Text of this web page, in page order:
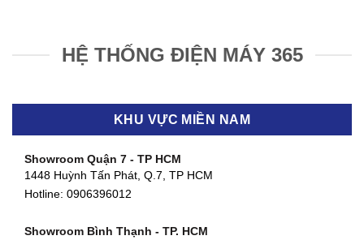
HỆ THỐNG ĐIỆN MÁY 365
KHU VỰC MIỀN NAM
Showroom Quận 7 - TP HCM
1448 Huỳnh Tấn Phát, Q.7, TP HCM
Hotline: 0906396012
Showroom Bình Thạnh - TP. HCM